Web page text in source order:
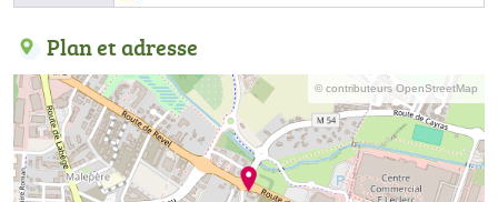
Plan et adresse
© contributeurs OpenStreetMap